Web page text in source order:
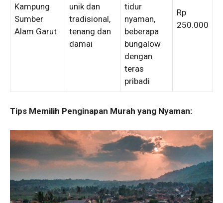
Kampung
Sumber
Alam Garut
unik dan
tradisional,
tenang dan
damai
tidur
nyaman,
beberapa
bungalow
dengan
teras
pribadi
Rp
250.000
Tips Memilih Penginapan Murah yang Nyaman: